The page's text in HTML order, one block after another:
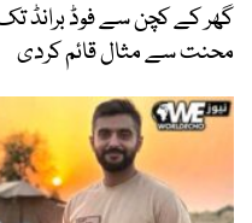
گھر کے کچن سے فوڈ برانڈ
محنت سے مثال قائم کردی